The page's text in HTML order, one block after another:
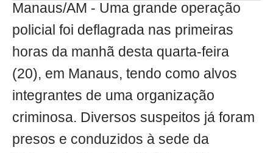
Manaus/AM - Uma grande operação
policial foi deflagrada nas primeiras
horas da manhã desta quarta-feira
(20), em Manaus, tendo como alvos
integrantes de uma organização
criminosa. Diversos suspeitos já foram
presos e conduzidos à sede da